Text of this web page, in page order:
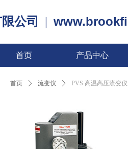
公司 |
首页 产品中心
首页 ꄲ 流变仪 ꄲ PVS 高温高压流变仪